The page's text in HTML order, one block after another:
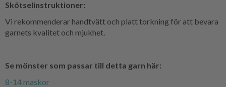
Skötselinstruktioner:
Vi rekommenderar handtvätt och platt torkning för att bevara
garnets kvalitet och mjukhet.
Se mönster som passar till detta garn här:
8-14 maskor